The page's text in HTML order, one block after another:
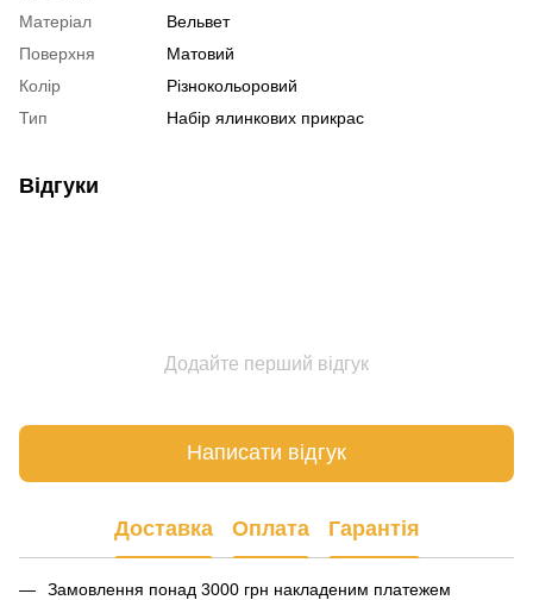
Матеріал
Вельвет
Поверхня
Матовий
Колір
Різнокольоровий
Тип
Набір ялинкових прикрас
Відгуки
Додайте перший відгук
Написати відгук
Доставка Оплата Гарантія
Замовлення понад 3000 грн накладеним платежем